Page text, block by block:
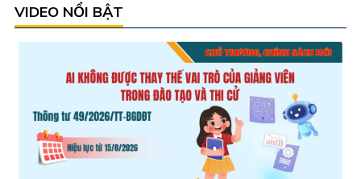
VIDEO NỔI BẬT